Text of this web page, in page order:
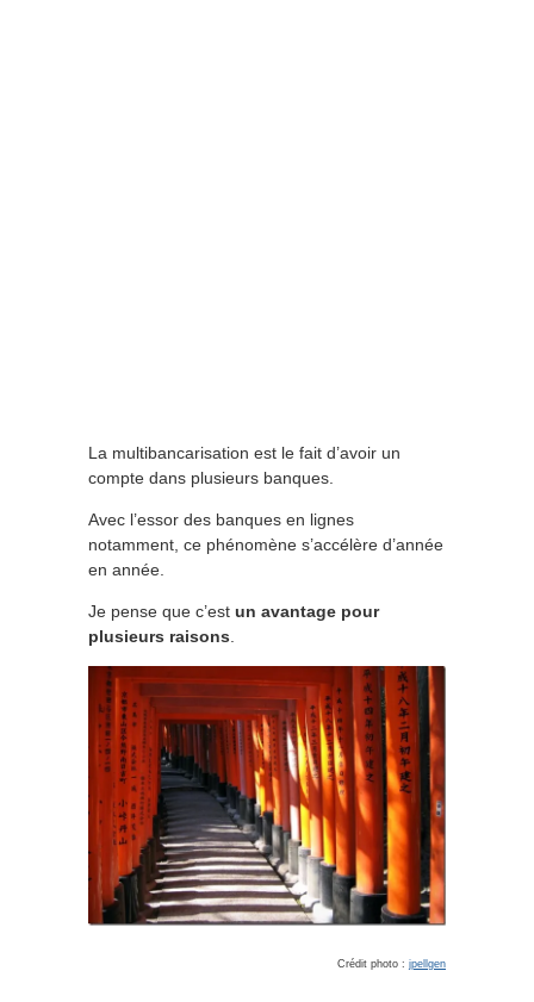
La multibancarisation est le fait d’avoir un
compte dans plusieurs banques.
Avec l’essor des banques en lignes
notamment, ce phénomène s’accélère d’année
en année.
Je pense que c’est un avantage pour
plusieurs raisons
Crédit photo : jpellgen